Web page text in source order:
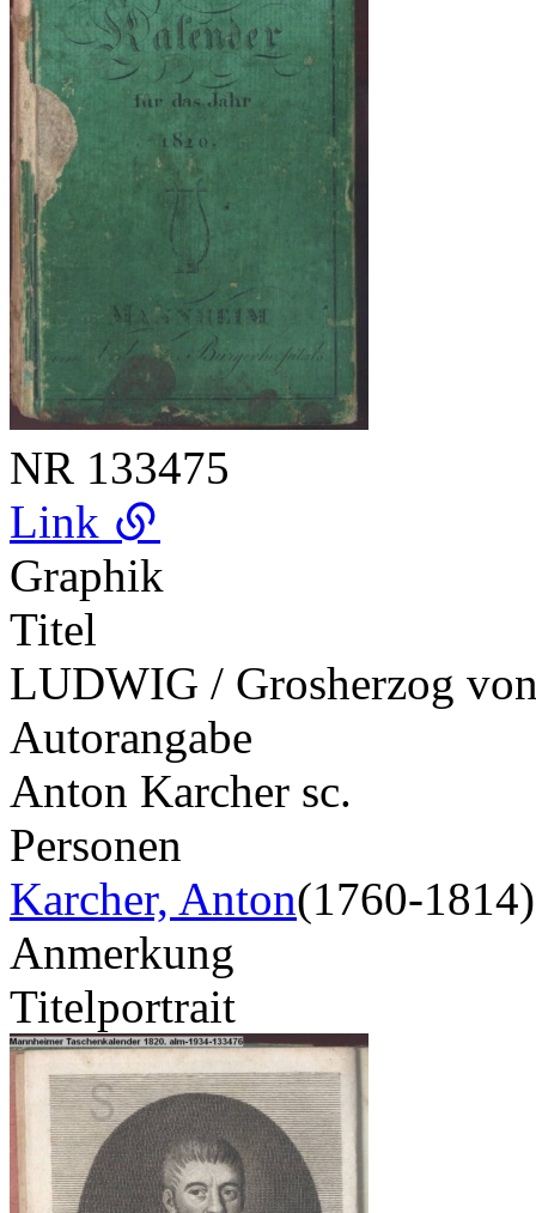
NR 133475
Link
Graphik
Titel
LUDWIG / Grosherzog
Autorangabe
Anton Karcher sc.
Personen
Karcher, Anton(1760-1814)
Anmerkung
Titelportrait